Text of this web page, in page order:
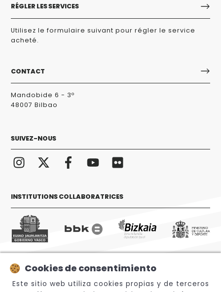
RÉGLER LES SERVICES
Utilisez le formulaire suivant pour régler le service
acheté.
CONTACT
Mandobide 6 - 3º
48007 Bilbao
SUIVEZ-NOUS
INSTITUTIONS COLLABORATRICES
© 2026 Sabino Arana Fundazioa
Cookies de consentimiento
Este sitio web utiliza cookies propias y de terceros